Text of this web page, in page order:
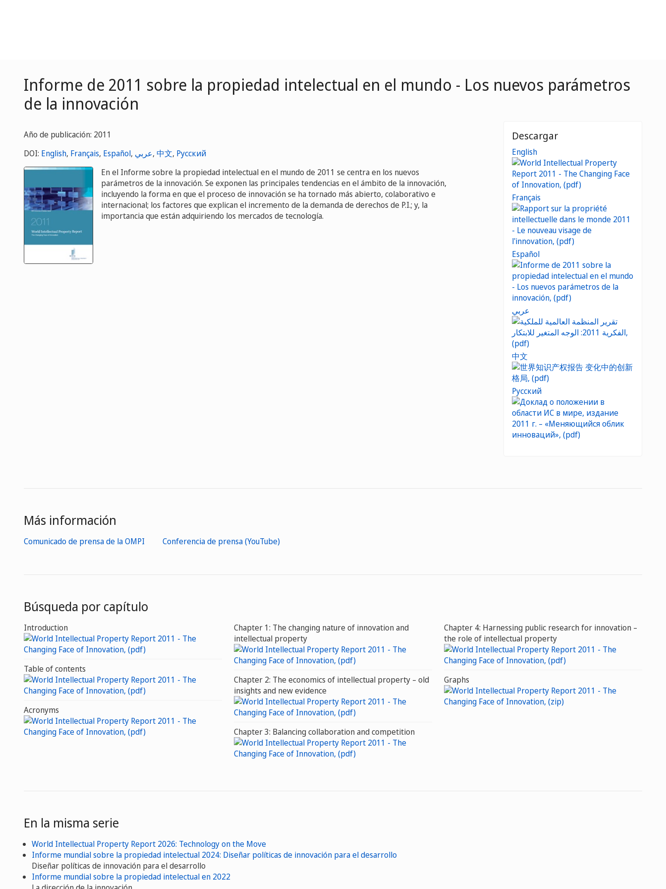
Informe de 2011 sobre la propiedad intelectual en el mundo - Los nuevos parámetros
de la innovación
Año de publicación: 2011
DOI: English, Français, Español, عربي, 中文, Русский
En el Informe sobre la propiedad intelectual en el mundo de 2011 se centra en los nuevos
parámetros de la innovación. Se exponen las principales tendencias en el ámbito de la innovación,
incluyendo la forma en que el proceso de innovación se ha tornado más abierto, colaborativo e
internacional; los factores que explican el incremento de la demanda de derechos de P.I.; y, la
importancia que están adquiriendo los mercados de tecnología.
Descargar
English
Français
Español
عربي
中文
Русский
Más información
Comunicado de prensa de la OMPI Conferencia de prensa (YouTube)
Búsqueda por capítulo
Introduction
Table of contents
Acronyms
Chapter 1: The changing nature of innovation and
intellectual property
Chapter 2: The economics of intellectual property – old
insights and new evidence
Chapter 3: Balancing collaboration and competition
Chapter 4: Harnessing public research for innovation –
the role of intellectual property
Graphs
En la misma serie
World Intellectual Property Report 2026: Technology on the Move
Informe mundial sobre la propiedad intelectual 2024: Diseñar políticas de innovación para el desarrollo
Diseñar políticas de innovación para el desarrollo
Informe mundial sobre la propiedad intelectual en 2022